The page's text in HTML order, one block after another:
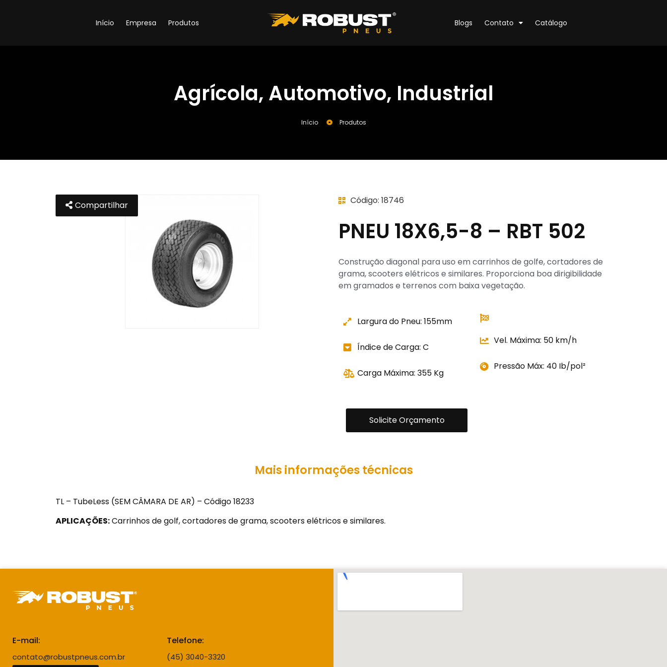
Início Empresa Produtos Blogs Contato Catálogo
Agrícola, Automotivo, Industrial
Início Produtos
Compartilhar Código: 18746
PNEU 18X6,5-8 – RBT 502
Construção diagonal para uso em carrinhos de golfe, cortadores de
grama, scooters elétricos e similares. Proporciona boa dirigibilidade
em gramados e terrenos com baixa vegetação.
Largura do Pneu: 155mm
Índice de Carga: C
Carga Máxima: 355 Kg
Vel. Máxima: 50 km/h
Pressão Máx: 40 Ib/pol²
Solicite Orçamento
Mais informações técnicas
TL – TubeLess (SEM CÂMARA DE AR) – Código 18233
APLICAÇÕES:Carrinhos de golf, cortadores de grama, scooters elétricos e similares.
E-mail:
contato@robustpneus.com.br
Telefone:
(45) 3040-3320